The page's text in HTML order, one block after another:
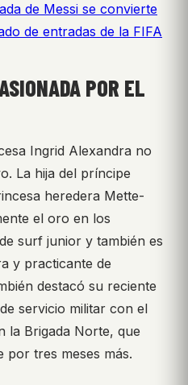
de Messi se convierte
de entradas de la FIFA
POR EL
Ingrid Alexandra no
La hija del príncipe
heredera Mette-
el oro en los
surf junior y también es
y practicante de
destacó su reciente
servicio militar con el
la Brigada Norte, que
por tres meses más.